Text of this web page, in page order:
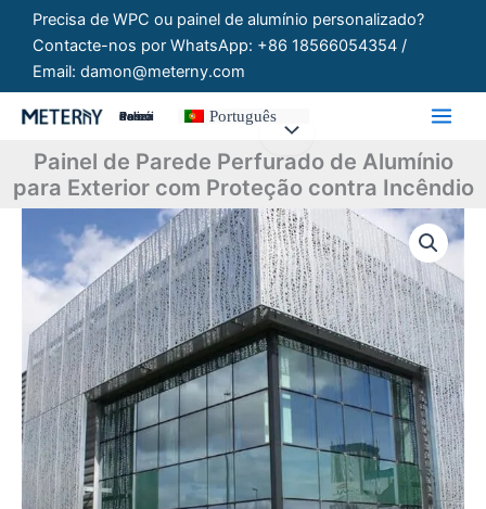
Saltar
conteúdo
Precisa de WPC ou painel de alumínio personalizado?
Contacte-nos por WhatsApp: +86 18566054354 /
Email: damon@meterny.com
Painéis Personalizados Português
Painel de Parede Perfurado de Alumínio
para Exterior com Proteção contra Incêndio